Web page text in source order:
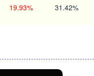
19.93% 31.42%